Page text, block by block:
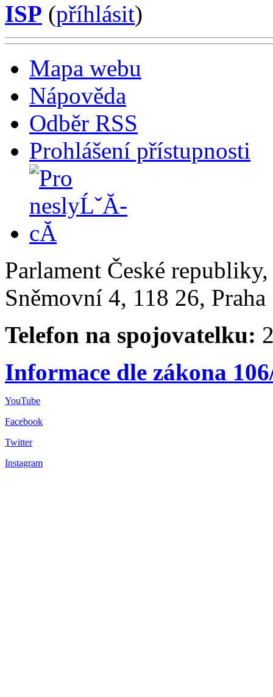
ISP (příhlásit)
Mapa webu
Nápověda
Odběr RSS
Prohlášení přístupnosti
Parlament České
Sněmovní 4, 118 26,
Telefon na spojovatelku:
Informace dle zákona
YouTube
Facebook
Twitter
Instagram